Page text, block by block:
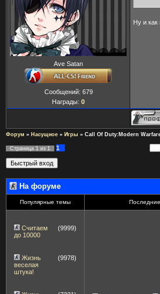
Ave Satan
Сообщений: 679
Награды: 0
Ну и
Форум » Насущное » Игры » Call Of Duty:Modern
Страница 1 из 1
1
На форуме
Популярные темы
Считаем
до 10000
(9999)
Жизнь
веселая
штука!
(9978)